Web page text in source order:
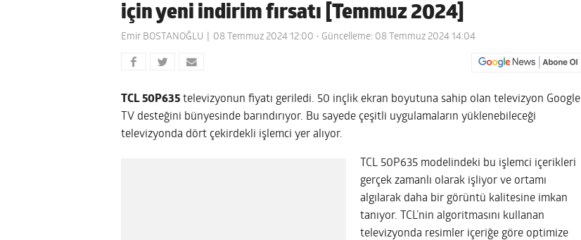
için yeni indirim fırsatı [Temmuz 2024]
Emir BOSTANOĞLU 08 Temmuz 2024 12:00 - Güncelleme: 08 Temmuz 2024 14:04
TCL 50P635 televizyonun fiyatı geriledi. 50 inçlik ekran boyutuna sahip olan televizyon Google
TV desteğini bünyesinde barındırıyor. Bu sayede çeşitli uygulamaların yüklenebileceği
televizyonda dört çekirdekli işlemci yer alıyor.
TCL 50P635 modelindeki bu işlemci içerikleri
gerçek zamanlı olarak işliyor ve ortamı
algılarak daha bir görüntü kalitesine imkan
tanıyor. TCL’nin algoritmasını kullanan
televizyonda resimler içeriğe göre optimize